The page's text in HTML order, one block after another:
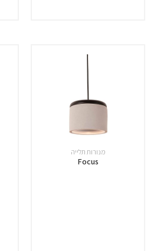
מנורות תלייה
Focus